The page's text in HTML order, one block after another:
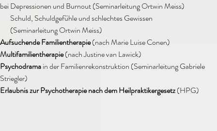
bei Depressionen und Burnout (Seminarleitung Ortwin Meiss)
Schuld, Schuldgefühle und schlechtes Gewissen
(Seminarleitung Ortwin Meiss)
Aufsuchende Familientherapie(nach Marie Luise Conen)
Multifamilientherapie(nach Justine van Lawick)
Psychodramain der Familienrekonstruktion (Seminarleitung Gabriele
Striegler)
Erlaubnis zur Psychotherapie nach dem Heilpraktikergesetz(HPG)